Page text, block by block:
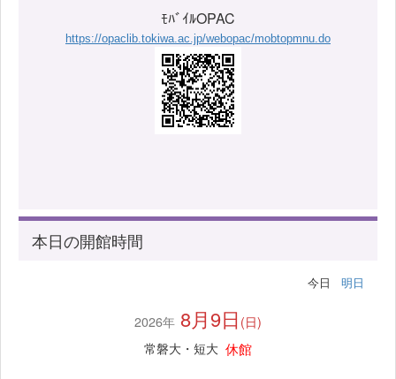
ﾓﾊﾞｲﾙOPAC
https://opaclib.tokiwa.ac.jp/webopac/mobtopmnu.do
本日の開館時間
今日 明日
2026年 8月9日 (日)
常磐大・短大 休館